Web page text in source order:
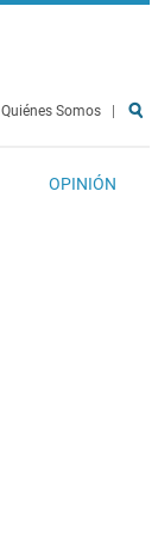
Quiénes Somos
OPINIÓN